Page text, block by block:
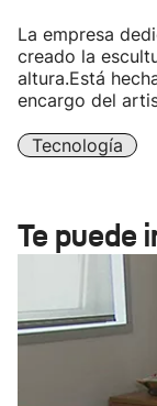
La empresa
creado la
altura.Está
encargo del
Tecnología
Te puede